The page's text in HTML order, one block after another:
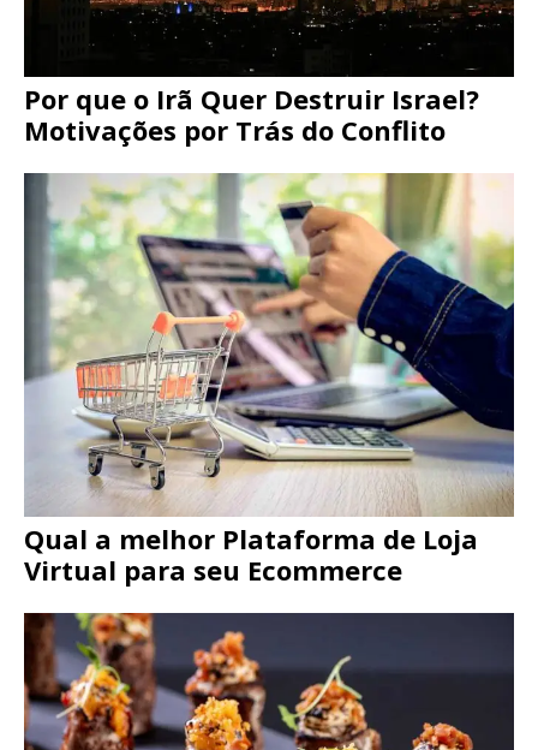
Por que o Irã Quer Destruir Israel?
Motivações por Trás do Conflito
Qual a melhor Plataforma de Loja
Virtual para seu Ecommerce